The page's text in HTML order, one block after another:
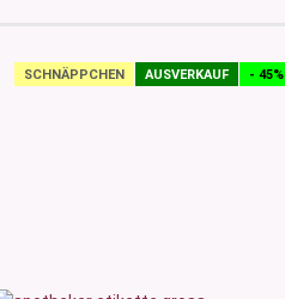
SCHNÄPPCHEN AUSVERKAUF - 45%